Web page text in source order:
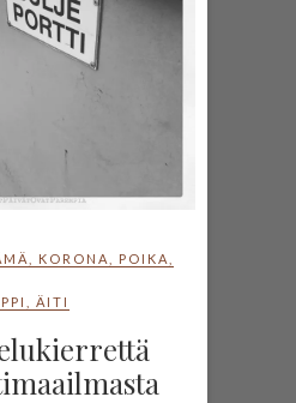
KORONA POIKA
ÄITI